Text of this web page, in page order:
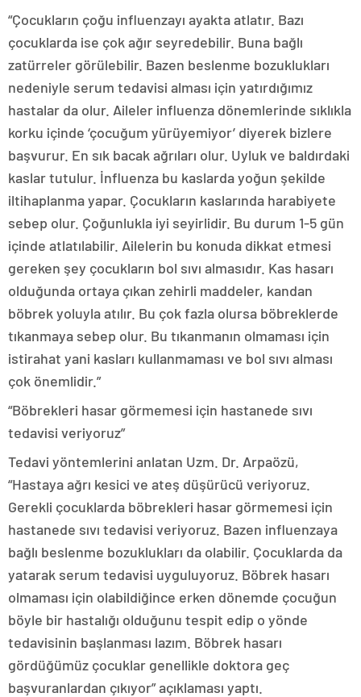
“Çocukların çoğu influenzayı ayakta atlatır. Bazı
çocuklarda ise çok ağır seyredebilir. Buna bağlı
zatürreler görülebilir. Bazen beslenme bozuklukları
nedeniyle serum tedavisi alması için yatırdığımız
hastalar da olur. Aileler influenza dönemlerinde sıklıkla
korku içinde ‘çocuğum yürüyemiyor’ diyerek bizlere
başvurur. En sık bacak ağrıları olur. Uyluk ve baldırdaki
kaslar tutulur. İnfluenza bu kaslarda yoğun şekilde
iltihaplanma yapar. Çocukların kaslarında harabiyete
sebep olur. Çoğunlukla iyi seyirlidir. Bu durum 1-5 gün
içinde atlatılabilir. Ailelerin bu konuda dikkat etmesi
gereken şey çocukların bol sıvı almasıdır. Kas hasarı
olduğunda ortaya çıkan zehirli maddeler, kandan
böbrek yoluyla atılır. Bu çok fazla olursa böbreklerde
tıkanmaya sebep olur. Bu tıkanmanın olmaması için
istirahat yani kasları kullanmaması ve bol sıvı alması
çok önemlidir.”
“Böbrekleri hasar görmemesi için hastanede sıvı
tedavisi veriyoruz”
Tedavi yöntemlerini anlatan Uzm. Dr. Arpaözü,
“Hastaya ağrı kesici ve ateş düşürücü veriyoruz.
Gerekli çocuklarda böbrekleri hasar görmemesi için
hastanede sıvı tedavisi veriyoruz. Bazen influenzaya
bağlı beslenme bozuklukları da olabilir. Çocuklarda da
yatarak serum tedavisi uyguluyoruz. Böbrek hasarı
olmaması için olabildiğince erken dönemde çocuğun
böyle bir hastalığı olduğunu tespit edip o yönde
tedavisinin başlanması lazım. Böbrek hasarı
gördüğümüz çocuklar genellikle doktora geç
başvuranlardan çıkıyor” açıklaması yaptı.